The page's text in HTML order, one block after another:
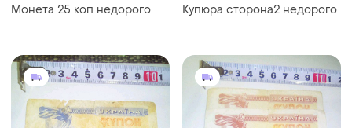
Монета 25 коп недорого Купюра сторона2 недорого